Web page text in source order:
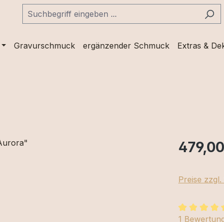
Gravurschmuck ergänzender Schmuck Extras &
Preise
1